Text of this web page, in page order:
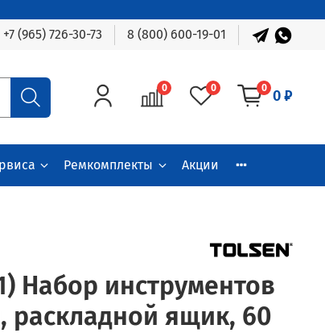
+7 (965) 726-30-73 8 (800) 600-19-01
0 0 0 0 ₽
Ремкомплекты Акции
Набор инструментов
раскладной ящик, 60